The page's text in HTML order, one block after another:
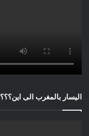
اليسار بالمغرب الى اين؟؟؟